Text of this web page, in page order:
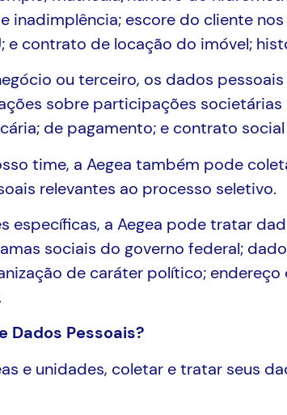
inadimplência; escore do cliente
e contrato de locação do imóvel;
ou terceiro, os dados
sobre participações
de pagamento; e contrato
time, a Aegea também pode
relevantes ao processo seletivo.
específicas, a Aegea pode tratar
sociais do governo federal;
de caráter político;
Dados Pessoais?
e unidades, coletar e tratar seus